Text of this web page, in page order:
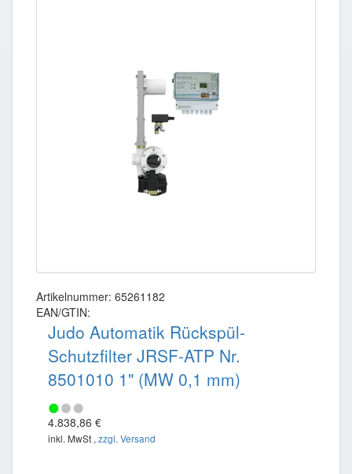
Artikelnummer: 65261182
EAN/GTIN:
Judo Automatik Rückspül-
Schutzfilter JRSF-ATP Nr.
8501010 1" (MW 0,1 mm)
4.838,86 €
inkl. MwSt , zzgl. Versand